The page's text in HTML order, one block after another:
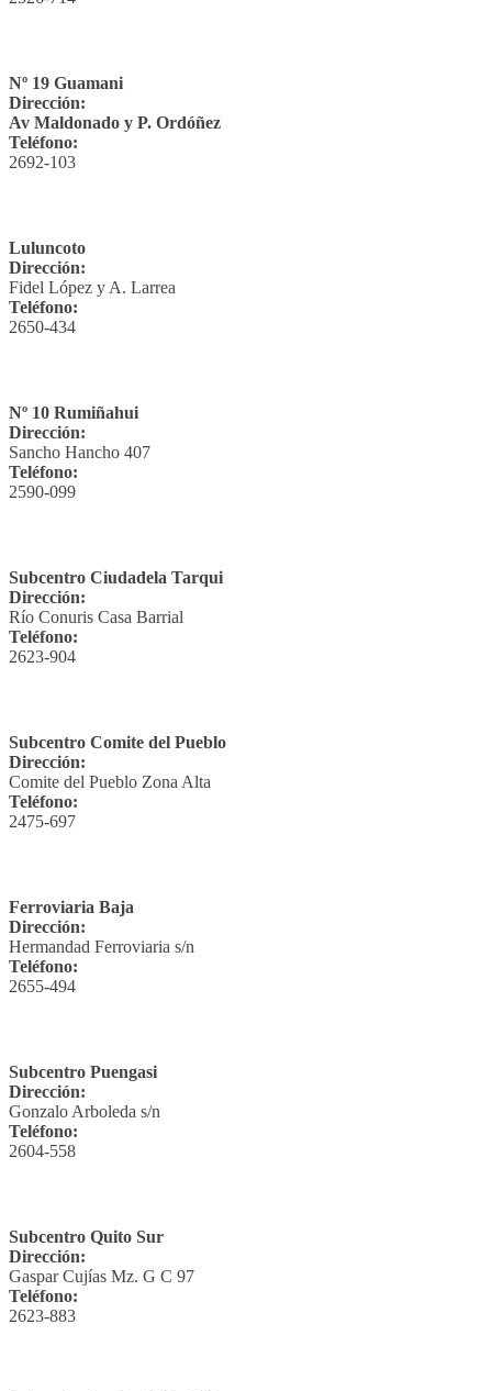
Nº 19 Guamani
Dirección:
Av Maldonado y P. Ordóñez
Teléfono:
2692-103
Luluncoto
Dirección:
Fidel López y A. Larrea
Teléfono:
2650-434
Nº 10 Rumiñahui
Dirección:
Sancho Hancho 407
Teléfono:
2590-099
Subcentro Ciudadela Tarqui
Dirección:
Río Conuris Casa Barrial
Teléfono:
2623-904
Subcentro Comite del Pueblo
Dirección:
Comite del Pueblo Zona Alta
Teléfono:
2475-697
Ferroviaria Baja
Dirección:
Hermandad Ferroviaria s/n
Teléfono:
2655-494
Subcentro Puengasi
Dirección:
Gonzalo Arboleda s/n
Teléfono:
2604-558
Subcentro Quito Sur
Dirección:
Gaspar Cujías Mz. G C 97
Teléfono:
2623-883